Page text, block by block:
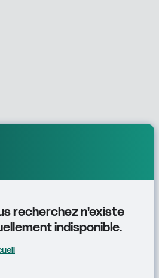
recherchez n'existe
indisponible.